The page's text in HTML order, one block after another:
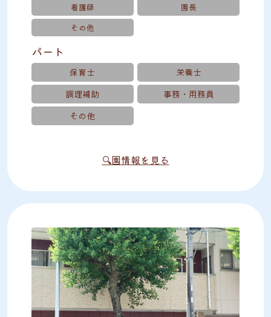
看護師
園長
その他
パート
保育士
栄養士
調理補助
事務・用務員
その他
🔍園情報を見る